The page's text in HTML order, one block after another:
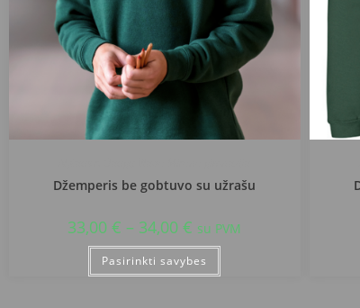
Džemperis be gobtuvo su užrašu
33,00€ – 34,00€ su PVM
Pasirinkti savybes